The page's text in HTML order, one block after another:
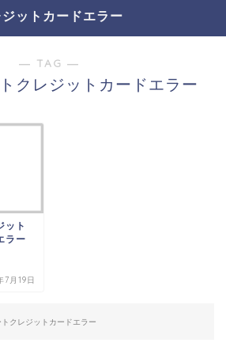
ットカードエラー
― TAG ―
クレジットカードエラー
ット
ラー
7月19日
トクレジットカードエラー